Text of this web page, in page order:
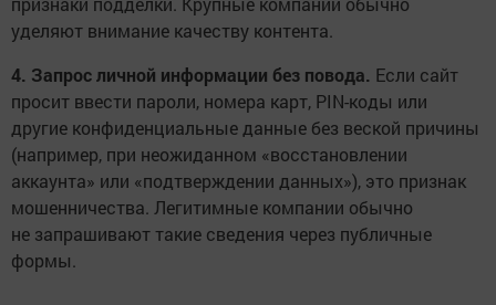
уделяют внимание качеству контента.
4. Запрос личной информации без повода. Если сайт
просит ввести пароли, номера карт, PIN-коды или
другие конфиденциальные данные без веской причины
(например, при неожиданном «восстановлении
аккаунта» или «подтверждении данных»), это признак
мошенничества. Легитимные компании обычно
не запрашивают такие сведения через публичные
формы.